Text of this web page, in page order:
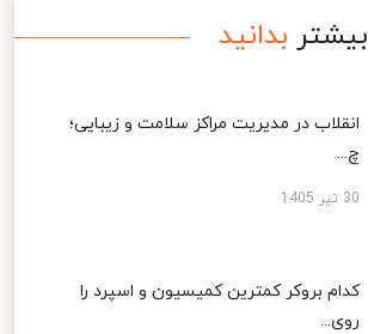
بیشتر بدانید
انقلاب در مدیریت مراکز سلامت و زیبایی؛
چ...
30 تیر 1405
کدام بروکر کمترین کمیسیون و اسپرد را
روی...